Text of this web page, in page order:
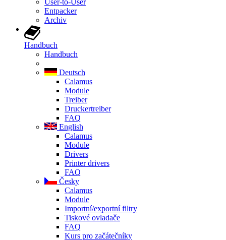
User-to-User
Entpacker
Archiv
Handbuch
Handbuch
Deutsch
Calamus
Module
Treiber
Druckertreiber
FAQ
English
Calamus
Module
Drivers
Printer drivers
FAQ
Česky
Calamus
Module
Importní/exportní filtry
Tiskové ovladače
FAQ
Kurs pro začátečníky